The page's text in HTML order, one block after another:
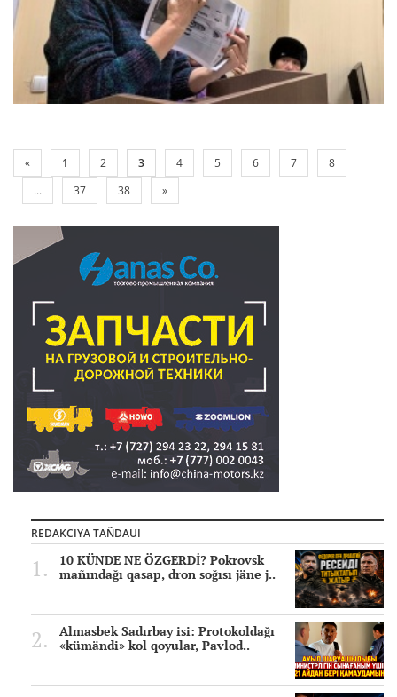
« 1 2 3 4 5 6 7
8
...
37 38 »
REDAKCIYA TAÑDAUI
10 KÜNDE NE ÖZGERDİ? Pokrovsk
mañındağı qasap, dron soğısı jäne j..
Almasbek Sadırbay isi: Protokoldağı
«kümändi» kol qoyular, Pavlod..